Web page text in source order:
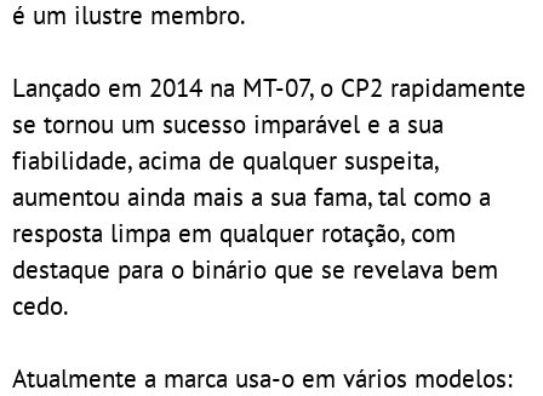
é um ilustre membro.
Lançado em 2014 na MT-07, o CP2 rapidamente
se tornou um sucesso imparável e a sua
fiabilidade, acima de qualquer suspeita,
aumentou ainda mais a sua fama, tal como a
resposta limpa em qualquer rotação, com
destaque para o binário que se revelava bem
cedo.
Atualmente a marca usa-o em vários modelos: